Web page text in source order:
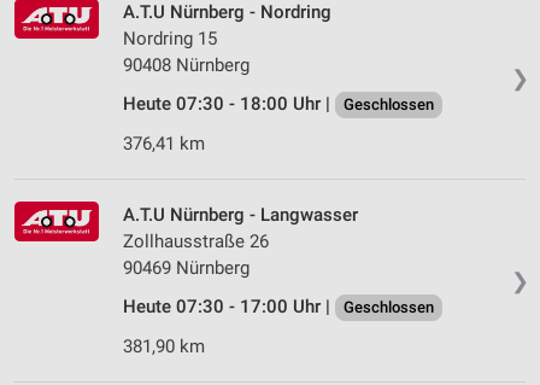
❯
A.T.U Nürnberg - Nordring
Nordring 15
90408 Nürnberg
Heute 07:30 - 18:00 Uhr |
Geschlossen
376,41 km
❯
A.T.U Nürnberg - Langwasser
Zollhausstraße 26
90469 Nürnberg
Heute 07:30 - 17:00 Uhr |
Geschlossen
381,90 km